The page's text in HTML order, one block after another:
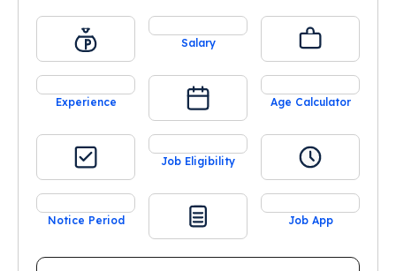
Salary
Experience Age Calculator
Job Eligibility
Notice Period Job App